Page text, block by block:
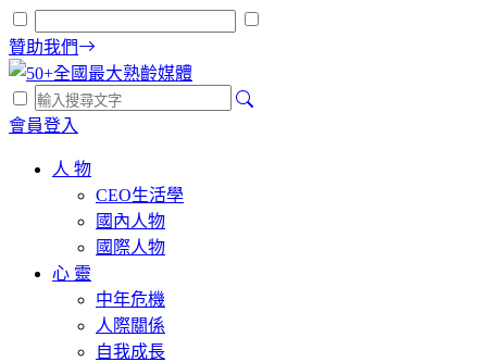
贊助我們
會員登入
人 物
CEO生活學
國內人物
國際人物
心 靈
中年危機
人際關係
自我成長